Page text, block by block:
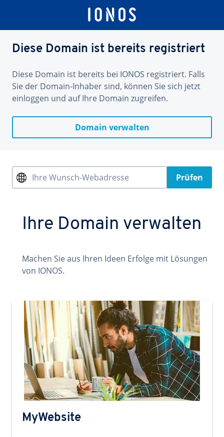
Diese Domain ist bereits registriert
Diese Domain ist bereits bei IONOS registriert. Falls
Sie der Domain-Inhaber sind, können Sie sich jetzt
einloggen und auf Ihre Domain zugreifen.
Domain verwalten
Ihre Wunsch-Webadresse Prüfen
Ihre Domain verwalten
Machen Sie aus Ihren Ideen Erfolge mit Lösungen
von IONOS.
MyWebsite